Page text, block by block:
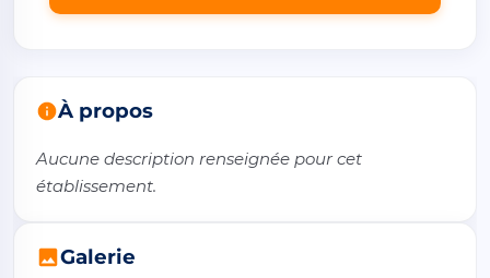
À propos
Aucune description renseignée pour cet
établissement.
Galerie